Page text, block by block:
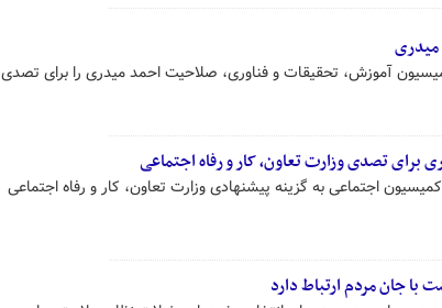
آموزش، تحقیقات و فناوری، صلاحیت احمد میدری را برای تصدی
تصدی وزارت تعاون، کار و رفاه اجتماعی
اجتماعی به گزینه پیشنهادی وزارت تعاون، کار و رفاه اجتماعی
جان مردم ارتباط دارد